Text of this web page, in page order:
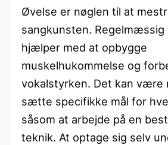
Øvelse er nøglen til at
sangkunsten.
hjælper med at opbygge
muskelhukommelse og
vokalstyrken. Det kan være
sætte specifikke mål for
såsom at arbejde på en
teknik. At optage sig selv